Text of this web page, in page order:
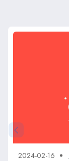
2024-02-16